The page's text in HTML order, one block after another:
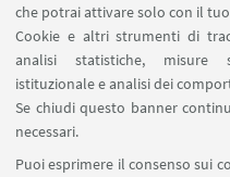
che potrai attivare solo con il
Cookie e altri strumenti di
analisi statistiche, misure
istituzionale e analisi dei
Se chiudi questo banner
necessari.
Puoi esprimere il consenso sui